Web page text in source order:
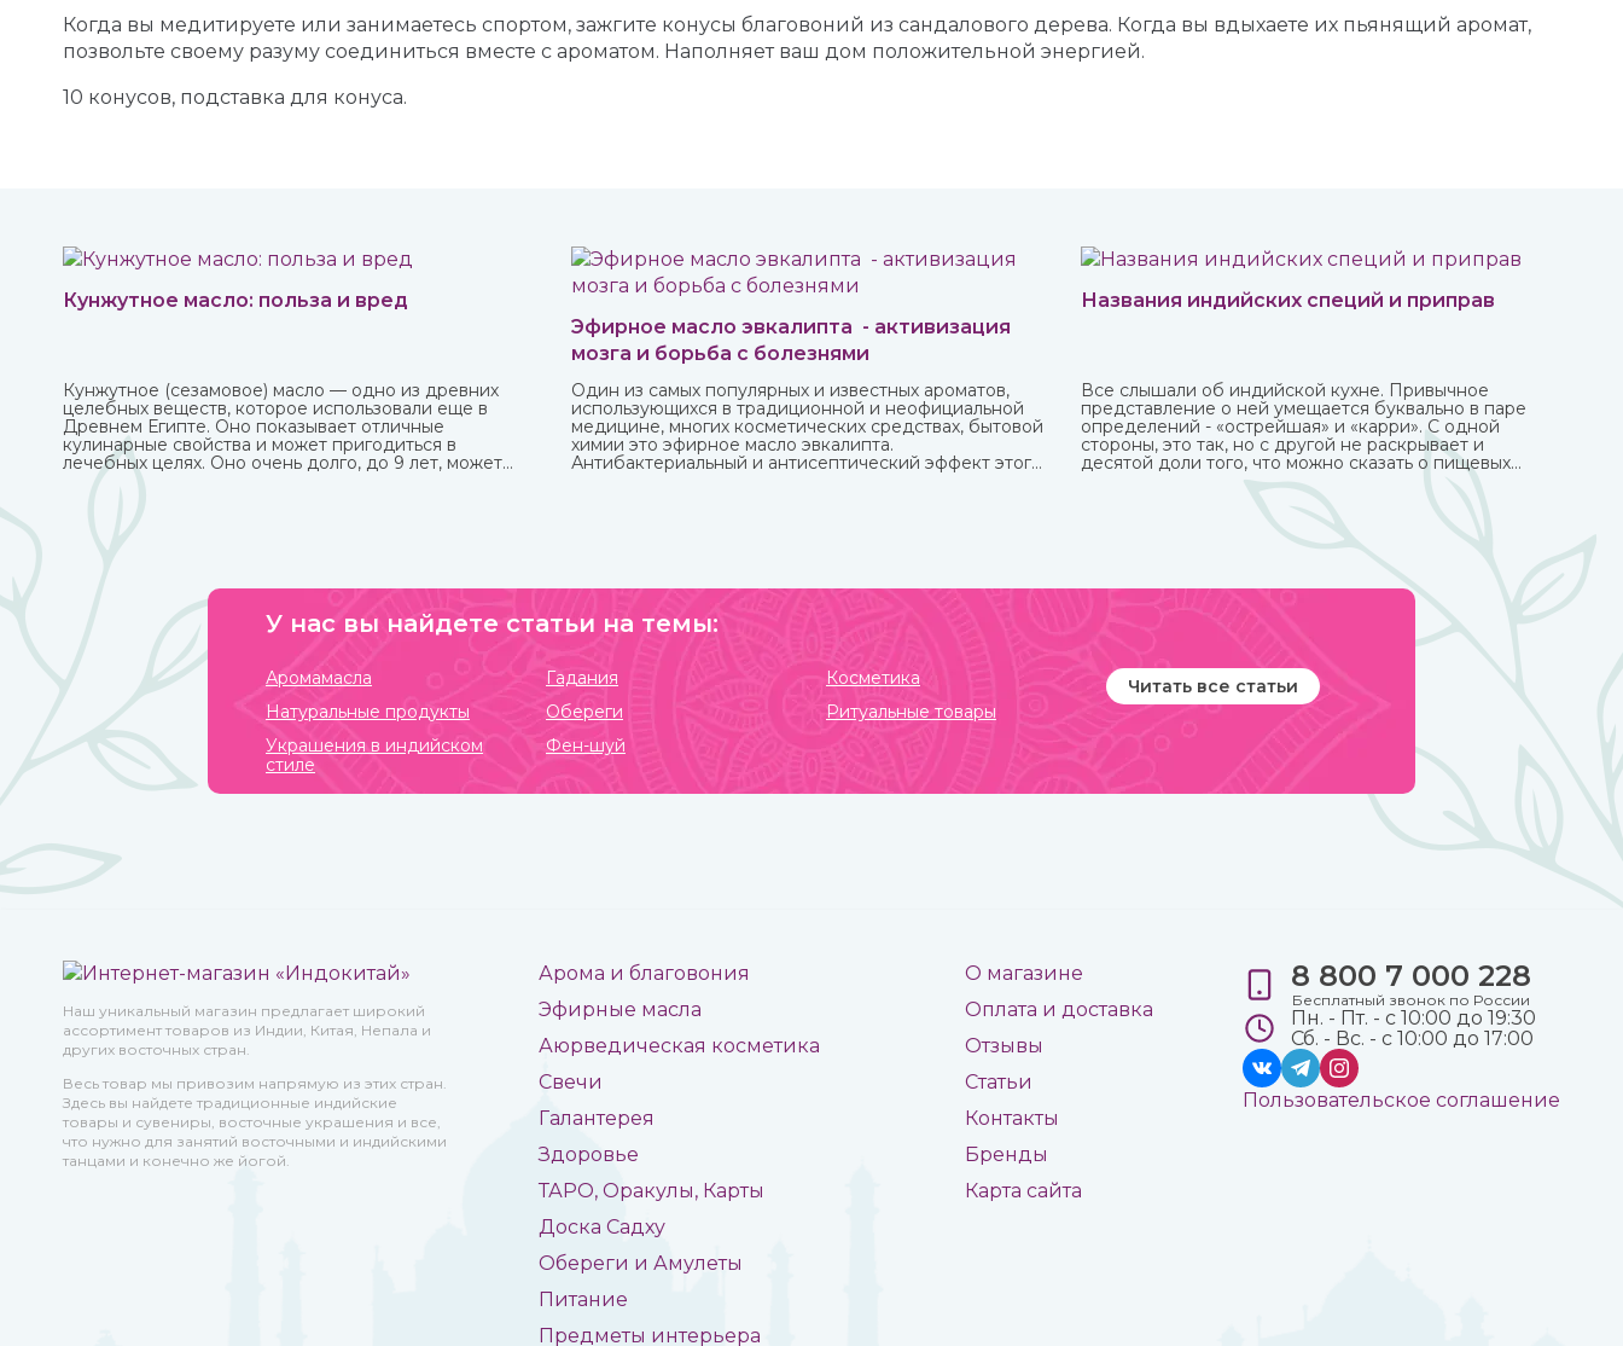
Когда вы медитируете или занимаетесь спортом, зажгите конусы благовоний из сандалового дерева. Когда вы вдыхаете их пьянящий аромат,
позвольте своему разуму соединиться вместе с ароматом. Наполняет ваш дом положительной энергией.
10 конусов, подставка для конуса.
Кунжутное масло: польза и вред
Кунжутное (сезамовое) масло — одно из древних
целебных веществ, которое использовали еще в
Древнем Египте. Оно показывает отличные
кулинарные свойства и может пригодиться в
лечебных целях. Оно очень долго, до 9 лет, может
храниться без потери ценных качеств.
Эфирное масло эвкалипта - активизация
мозга и борьба с болезнями
Один из самых популярных и известных ароматов,
использующихся в традиционной и неофициальной
медицине, многих косметических средствах, бытовой
химии это эфирное масло эвкалипта.
Антибактериальный и антисептический эффект этого
Названия индийских специй и приправ
Все слышали об индийской кухне. Привычное
представление о ней умещается буквально в паре
определений - «острейшая» и «карри». С одной
стороны, это так, но с другой не раскрывает и
десятой доли того, что можно сказать о пищевых
привычках в этой стране.
Индийская кухня одна из самых полезных в мире.
Присутствующие в ней специи и их сочетания
подобраны специально таким образом, чтобы не
только придавать удивительные вкусовые свойства
блюдам, но и оказывать благотворное влияние на
организм.
У нас вы найдете статьи на темы:
Аромамасла Гадания
Косметика
Натуральные продукты
Обереги
Ритуальные товары
Украшения в индийском
стиле
Фен-шуй
Читать все статьи
Наш уникальный магазин предлагает широкий
ассортимент товаров из Индии, Китая, Непала и
других восточных стран.
Весь товар мы привозим напрямую из этих стран.
Здесь вы найдете традиционные индийские
товары и сувениры, восточные украшения и все,
что нужно для занятий восточными и индийскими
танцами и конечно же йогой.
Арома и благовония
Эфирные масла
Аюрведическая косметика
Свечи
Галантерея
Здоровье
ТАРО, Оракулы, Карты
Доска Садху
Обереги и Амулеты
Питание
Предметы интерьера
О магазине
Оплата и доставка
Отзывы
Статьи
Контакты
Бренды
Карта сайта
8 800 7 000 228
Бесплатный звонок по России
Пн. - Пт. - с 10:00 до 19:30
Сб. - Вс. - с 10:00 до 17:00
Пользовательское соглашение